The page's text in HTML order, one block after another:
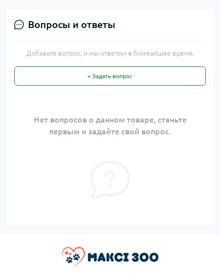
Вопросы и ответы
Добавьте вопрос, и мы ответим в ближайшее время.
+ Задать вопрос
Нет вопросов о данном товаре, станьте
первым и задайте свой вопрос.